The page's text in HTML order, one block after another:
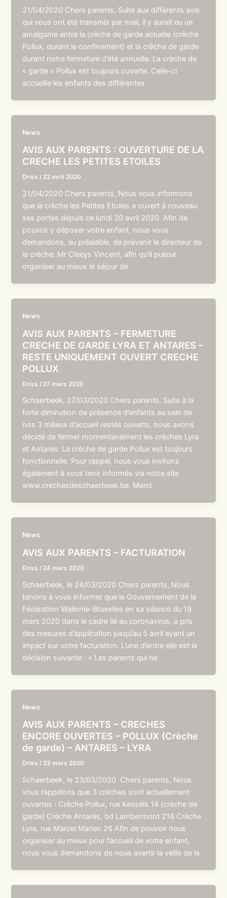
21/04/2020 Chers parents, Suite aux différents avis
qui vous ont été transmis par mail, il y aurait eu un
amalgame entre la crèche de garde actuelle (crèche
Pollux, durant le confinement) et la crèche de garde
durant notre fermeture d’été annuelle. La crèche de
« garde » Pollux est toujours ouverte. Celle-ci
accueille les enfants des différentes
News
AVIS AUX PARENTS : OUVERTURE DE LA
CRECHE LES PETITES ETOILES
Driss / 22 avril 2020
21/04/2020 Chers parents, Nous vous informons
que la crèche les Petites Etoiles a ouvert à nouveau
ses portes depuis ce lundi 20 avril 2020. Afin de
pouvoir y déposer votre enfant, nous vous
demandons, au préalable, de prévenir le directeur de
la crèche, Mr Claeys Vincent, afin qu’il puisse
organiser au mieux le séjour de
News
AVIS AUX PARENTS – FERMETURE
CRECHE DE GARDE LYRA ET ANTARES –
RESTE UNIQUEMENT OUVERT CRECHE
POLLUX
Driss / 27 mars 2020
Schaerbeek, 27/03/2020 Chers parents, Suite à la
forte diminution de présence d’enfants au sein de
nos 3 milieux d’accueil restés ouverts, nous avons
décidé de fermer momentanément les crèches Lyra
et Antarès. La crèche de garde Pollux est toujours
fonctionnelle. Pour rappel, nous vous invitons
également à vous tenir informés via notre site
www.crechesdeschaerbeek.be. Merci
News
AVIS AUX PARENTS – FACTURATION
Driss / 24 mars 2020
Schaerbeek, le 24/03/2020 Chers parents, Nous
tenons à vous informer que le Gouvernement de la
Fédération Wallonie-Bruxelles en sa séance du 19
mars 2020 dans le cadre lié au coronavirus, a pris
des mesures d’application jusqu’au 5 avril ayant un
impact sur votre facturation. L’une d’entre elle est la
décision suivante : « Les parents qui ne
News
AVIS AUX PARENTS – CRECHES
ENCORE OUVERTES – POLLUX (Crèche
de garde) – ANTARES – LYRA
Driss / 23 mars 2020
Schaerbeek, le 23/03/2020 Chers parents, Nous
vous rappelons que 3 crèches sont actuellement
ouvertes : Crèche Pollux, rue Kessels 14 (crèche de
garde) Crèche Antarès, bd Lambermont 218 Crèche
Lyra, rue Marcel Marien 26 Afin de pouvoir nous
organiser au mieux pour l’accueil de votre enfant,
nous vous demandons de nous avertir la veille de la